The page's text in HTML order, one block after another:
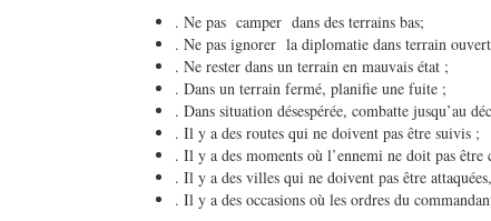
. Ne pas camper dans des terrains bas;
. Ne pas ignorer la diplomatie dans terrain
. Ne rester dans un terrain en mauvais état ;
. Dans un terrain fermé, planifie une fuite ;
. Dans situation désespérée, combatte jusqu’au
. Il y a des routes qui ne doivent pas être suivis ;
. Il y a des moments où l’ennemi ne doit pas être
. Il y a des villes qui ne doivent pas être
. Il y a des occasions où les ordres du